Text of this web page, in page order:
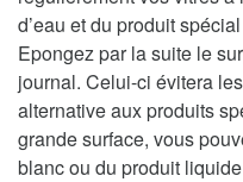
d’eau et du produit
Epongez par la suite le
journal. Celui-ci évitera
alternative aux produits
grande surface, vous
blanc ou du produit